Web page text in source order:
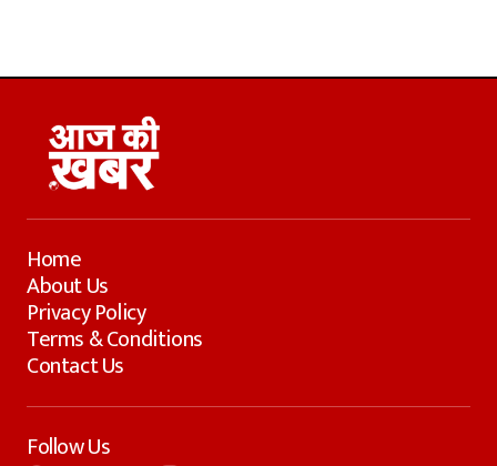
Home
About Us
Privacy Policy
Terms & Conditions
Contact Us
Follow Us